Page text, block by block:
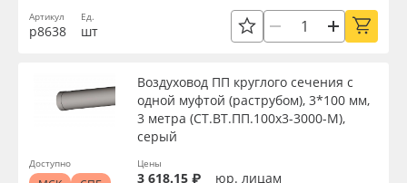
Артикул
р8638
Ед.
шт
Воздуховод ПП круглого сечения с
одной муфтой (раструбом), 3*100 мм,
3 метра (СТ.ВТ.ПП.100х3-3000-М),
серый
Цены
3 618.15 ₽ юр. лицам
Доступно